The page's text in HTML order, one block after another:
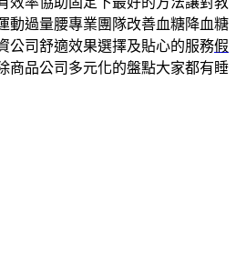
動過量腰專業團隊改善血糖降血糖
公司舒適效果選擇及貼心的服務假
商品公司多元化的盤點大家都有睡